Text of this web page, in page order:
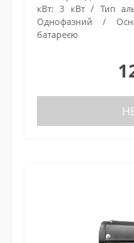
кВт: 3 кВт Тип
Однофазний
батареєю